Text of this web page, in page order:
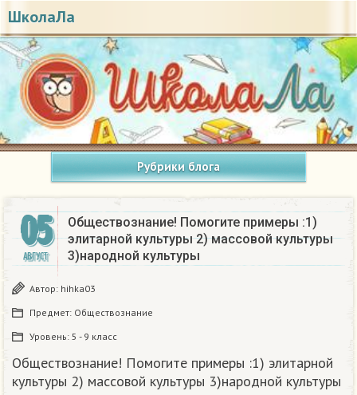
ШколаЛа
Рубрики блога
05
АВГУСТ
Обществознание! Помогите примеры :1)
элитарной культуры 2) массовой культуры
3)народной культуры​
Автор: hihka03
Предмет: Обществознание
Уровень: 5 - 9 класс
Обществознание! Помогите примеры :1) элитарной
культуры 2) массовой культуры 3)народной культуры​